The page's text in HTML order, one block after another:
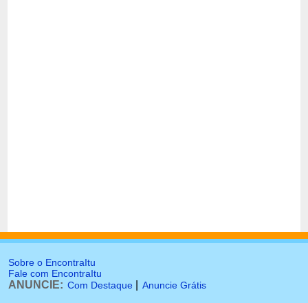
Sobre o EncontraItu
Fale com EncontraItu
ANUNCIE: Com Destaque Anuncie Grátis